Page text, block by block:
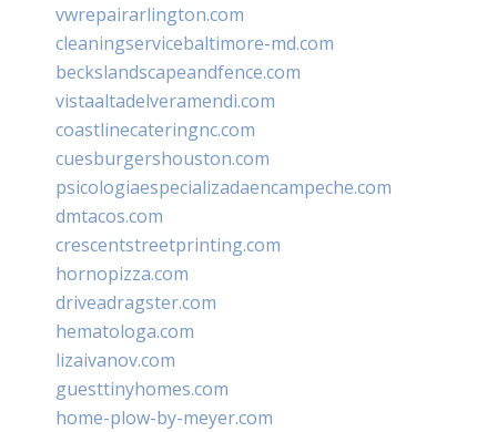
vwrepairarlington.com
cleaningservicebaltimore-md.com
beckslandscapeandfence.com
vistaaltadelveramendi.com
coastlinecateringnc.com
cuesburgershouston.com
psicologiaespecializadaencampeche.com
dmtacos.com
crescentstreetprinting.com
hornopizza.com
driveadragster.com
hematologa.com
lizaivanov.com
guesttinyhomes.com
home-plow-by-meyer.com